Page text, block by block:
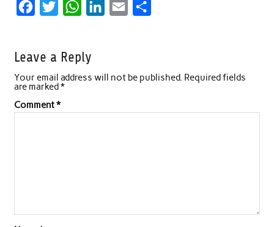
e
b
o
t
e
r
W
t
s
p
e
I
l
e
Leave a Reply
Your email address will not be published. Required fields
are marked*
Comment*